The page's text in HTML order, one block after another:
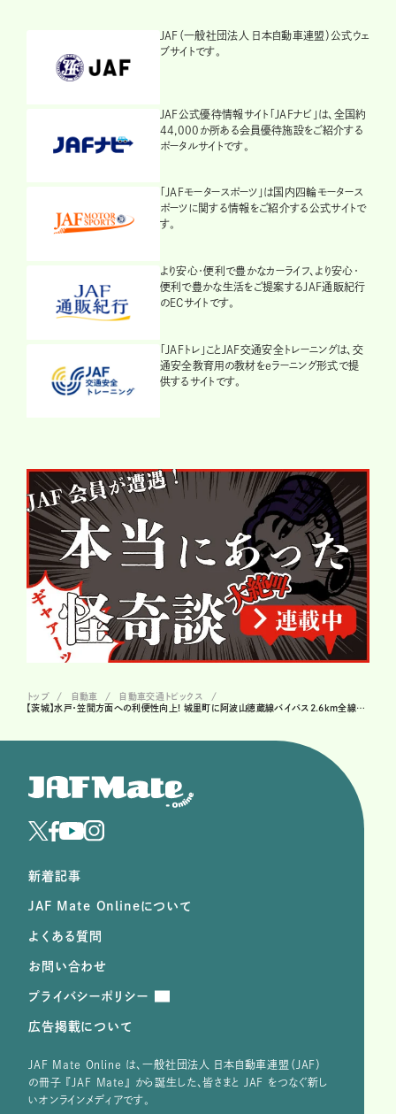
JAF（一般社団法人 日本自動車連盟）公式ウェ
ブサイトです。
JAF公式優待情報サイト「JAFナビ」は、全国約
44,000か所ある会員優待施設をご紹介する
ポータルサイトです。
「JAFモータースポーツ」は国内四輪モータース
ポーツに関する情報をご紹介する公式サイトで
す。
より安心・便利で豊かなカーライフ、より安心・
便利で豊かな生活をご提案するJAF通販紀行
のECサイトです。
「JAFトレ」ことJAF交通安全トレーニングは、交
通安全教育用の教材をeラーニング形式で提
供するサイトです。
トップ 自動車
自動車交通トピックス
【茨城】水戸・笠間方面への利便性向上! 城里町に阿波山徳蔵線バイパス2.6km全線開通!
新着記事
JAF Mate Onlineについて
よくある質問
お問い合わせ
プライバシーポリシー
広告掲載について
JAF Mate Online は、⼀般社団法⼈ ⽇本⾃動⾞連盟（JAF）
の冊子 『JAF Mate』 から誕⽣した、皆さまと JAF をつなぐ新し
いオンラインメディアです。